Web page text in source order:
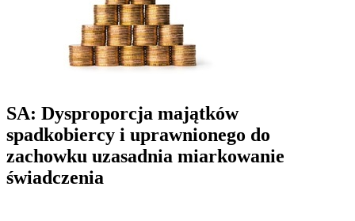
SA: Dysproporcja majątków
spadkobiercy i uprawnionego do
zachowku uzasadnia miarkowanie
świadczenia